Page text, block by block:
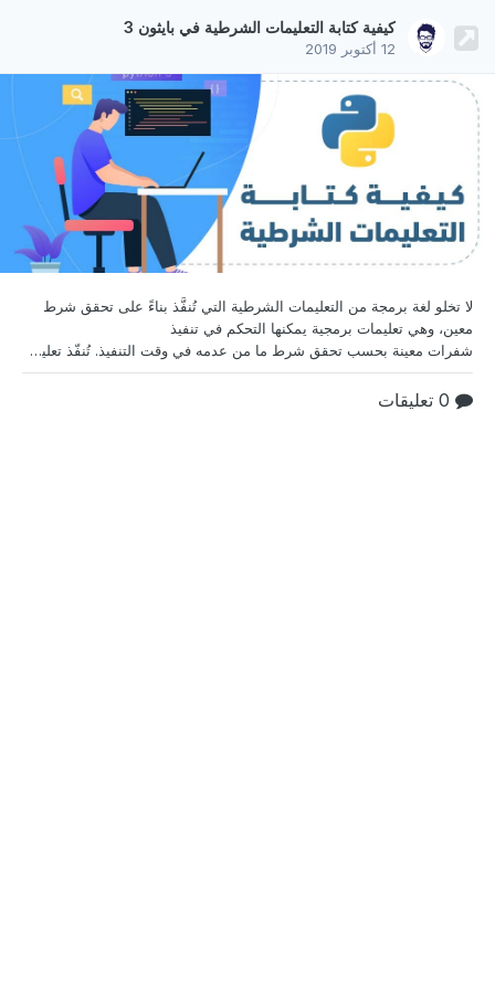
كيفية كتابة التعليمات الشرطية في بايثون 3
12 أكتوبر 2019
لا تخلو لغة برمجة من التعليمات الشرطية التي تُنفَّذ بناءً على تحقق شرط
معين، وهي تعليمات برمجية يمكنها التحكم في تنفيذ
شفرات معينة بحسب تحقق شرط ما من عدمه في وقت التنفيذ. تُنفّذ تعليمات برامج بايثون من الأعلى إلى الأسفل، مع تنفيذ كل سطر بحسب ترتيبه. باستخدام التعليمات الشرطية، يمكن للبرامج التحقق من استيفاء شروط معينة، ومن ثم تنفيذ الشيفرة المقابلة. هذه بعض الأمثلة التي سنستخدم فيها التعليمات الشرطية: إن حصلت الطالبة على أكثر من 65٪ في الامتحان، فأعلن عن نجاحها؛ وإلا، فأعلن عن